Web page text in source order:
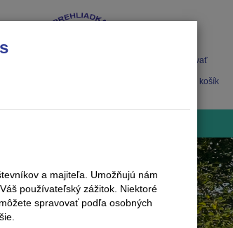
Registrovať
Nákupný košík
a majiteľa. Umožňujú nám
používateľský zážitok. Niektoré
spravovať podľa osobných